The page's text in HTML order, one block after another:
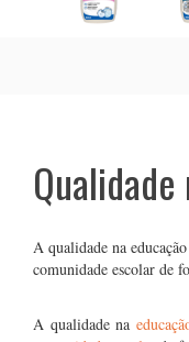
A qualidade na
comunidade escolar de
A qualidade na